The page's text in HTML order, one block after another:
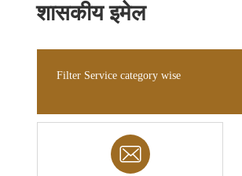
शासकीय इमेल
Filter Service category wise